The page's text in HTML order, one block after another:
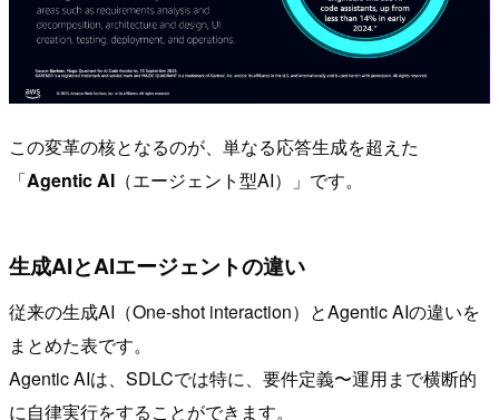
この変革の核となるのが、単なる応答生成を超えた
「Agentic AI （エージェント型AI）」です。
生成AIとAIエージェントの違い
従来の生成AI（One-shot interaction）とAgentic AIの違いを
まとめた表です。
Agentic AIは、SDLCでは特に、要件定義〜運用まで横断的
に自律実行をすることができます。